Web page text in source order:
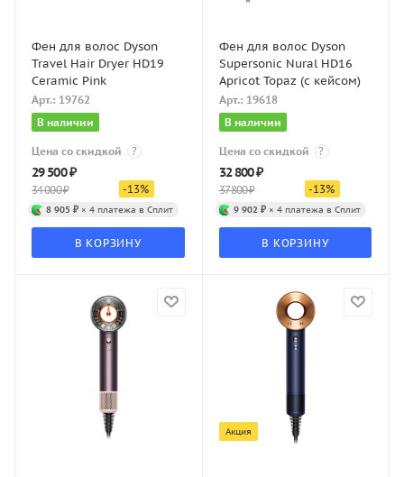
Фен для волос Dyson
Travel Hair Dryer HD19
Ceramic Pink
Арт.: 19762
В наличии
Цена со скидкой ?
29 500₽
34 000₽ -13%
8 905 ₽ × 4 платежа в Сплит
В КОРЗИНУ
Фен для волос Dyson
Supersonic Nural HD16
Apricot Topaz (с кейсом)
Арт.: 19618
В наличии
Цена со скидкой ?
32 800₽
37 800₽ -13%
9 902 ₽× 4 платежа в Сплит
В КОРЗИНУ
Акция